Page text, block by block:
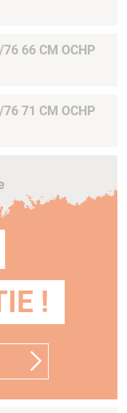
66 CM OCHP
71 CM OCHP
!